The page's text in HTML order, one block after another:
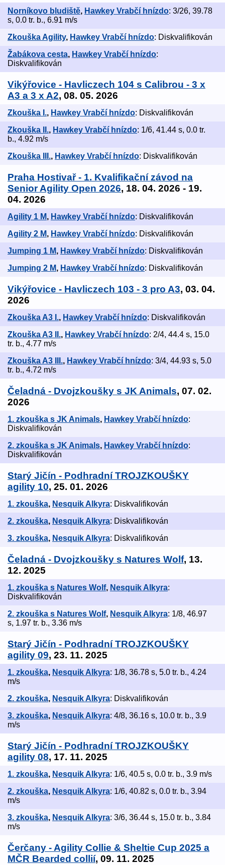
Norníkovo bludiště, Hawkey Vrabčí hnízdo: 3/26, 39.78
s, 0.0 tr. b., 6.91 m/s
Zkouška Agility, Hawkey Vrabčí hnízdo: Diskvalifikován
Žabákova cesta, Hawkey Vrabčí hnízdo:
Diskvalifikován
Vikýřovice - Havliczech 104 s Calibrou - 3 x
A3 a 3 x A2, 08. 05. 2026
Zkouška I., Hawkey Vrabčí hnízdo: Diskvalifikován
Zkouška II., Hawkey Vrabčí hnízdo: 1/6, 41.44 s, 0.0 tr.
b., 4.92 m/s
Zkouška III., Hawkey Vrabčí hnízdo: Diskvalifikován
Praha Hostivař - 1. Kvalifikační závod na
Senior Agility Open 2026, 18. 04. 2026 - 19.
04. 2026
Agility 1 M, Hawkey Vrabčí hnízdo: Diskvalifikován
Agility 2 M, Hawkey Vrabčí hnízdo: Diskvalifikován
Jumping 1 M, Hawkey Vrabčí hnízdo: Diskvalifikován
Jumping 2 M, Hawkey Vrabčí hnízdo: Diskvalifikován
Vikýřovice - Havliczech 103 - 3 pro A3, 03. 04.
2026
Zkouška A3 I., Hawkey Vrabčí hnízdo: Diskvalifikován
Zkouška A3 II., Hawkey Vrabčí hnízdo: 2/4, 44.4 s, 15.0
tr. b., 4.77 m/s
Zkouška A3 III., Hawkey Vrabčí hnízdo: 3/4, 44.93 s, 5.0
tr. b., 4.72 m/s
Čeladná - Dvojzkoušky s JK Animals, 07. 02.
2026
1. zkouška s JK Animals, Hawkey Vrabčí hnízdo:
Diskvalifikován
2. zkouška s JK Animals, Hawkey Vrabčí hnízdo:
Diskvalifikován
Starý Jičín - Podhradní TROJZKOUŠKY
agility 10, 25. 01. 2026
1. zkouška, Nesquik Alkyra: Diskvalifikován
2. zkouška, Nesquik Alkyra: Diskvalifikován
3. zkouška, Nesquik Alkyra: Diskvalifikován
Čeladná - Dvojzkoušky s Natures Wolf, 13.
12. 2025
1. zkouška s Natures Wolf, Nesquik Alkyra:
Diskvalifikován
2. zkouška s Natures Wolf, Nesquik Alkyra: 1/8, 46.97
s, 1.97 tr. b., 3.36 m/s
Starý Jičín - Podhradní TROJZKOUŠKY
agility 09, 23. 11. 2025
1. zkouška, Nesquik Alkyra: 1/8, 36.78 s, 5.0 tr. b., 4.24
m/s
2. zkouška, Nesquik Alkyra: Diskvalifikován
3. zkouška, Nesquik Alkyra: 4/8, 36.16 s, 10.0 tr. b., 3.9
m/s
Starý Jičín - Podhradní TROJZKOUŠKY
agility 08, 17. 11. 2025
1. zkouška, Nesquik Alkyra: 1/6, 40.5 s, 0.0 tr. b., 3.9 m/s
2. zkouška, Nesquik Alkyra: 1/6, 40.82 s, 0.0 tr. b., 3.94
m/s
3. zkouška, Nesquik Alkyra: 3/6, 36.44 s, 15.0 tr. b., 3.84
m/s
Čerčany - Agility Collie & Sheltie Cup 2025 a
MČR Bearded collií, 09. 11. 2025